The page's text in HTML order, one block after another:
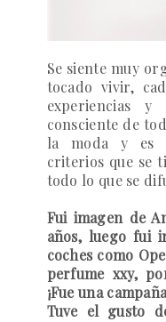
Se siente muy
tocado vivir,
experiencias y
consciente de
la moda y es
criterios que se
todo lo que se
Fui imagen de
años, luego fui
coches como
perfume xxy,
¡Fue una
Tuve el gusto